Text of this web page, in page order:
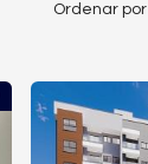
Ordenar por